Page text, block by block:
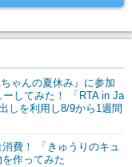
ゃんの夏休み』に参加
してみた！ 「RTA in Ja
しを利用し8/9から1週間
費！ 「きゅうりのキュ
作ってみた